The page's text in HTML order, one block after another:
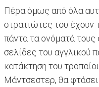
Πέρα όμως από όλα
στρατιώτες του έχουν
πάντα τα ονόματά τους
σελίδες του αγγλικού
κατάκτηση του
Μάντσεστερ, θα φτάσει